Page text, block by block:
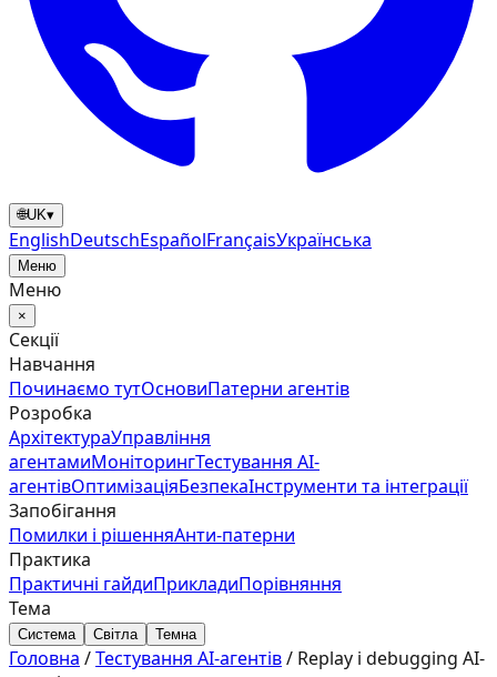
🌐UK▾
EnglishDeutschEspañolFrançaisУкраїнська
Меню
Меню
×
Секції
Навчання
Починаємо тутОсновиПатерни агентів
Розробка
АрхітектураУправління
агентамиМоніторингТестування AI-
агентівОптимізаціяБезпекаІнструменти та інтеграції
Запобігання
Помилки і рішенняАнти‑патерни
Практика
Практичні гайдиПрикладиПорівняння
Тема
Система Світла Темна
Головна /Тестування AI-агентів/ Replay і debugging AI-